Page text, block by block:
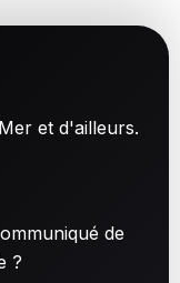
et d'ailleurs.
de
?